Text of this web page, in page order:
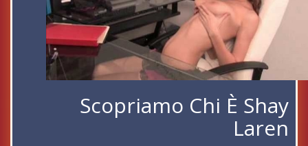
Scopriamo Chi È Shay
Laren